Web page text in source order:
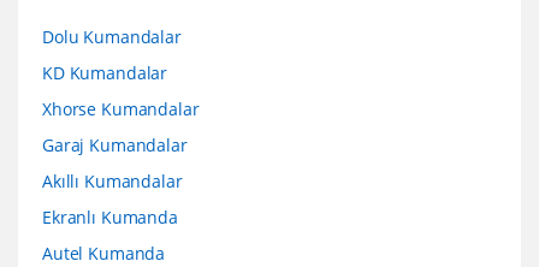
Dolu Kumandalar
KD Kumandalar
Xhorse Kumandalar
Garaj Kumandalar
Akıllı Kumandalar
Ekranlı Kumanda
Autel Kumanda